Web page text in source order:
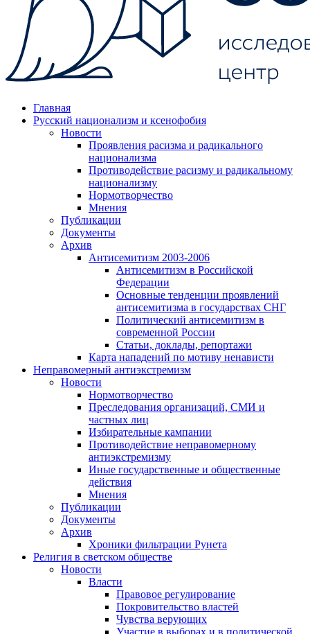
Главная
Русский национализм и ксенофобия
Новости
Проявления расизма и радикального
национализма
Противодействие расизму и радикальному
национализму
Нормотворчество
Мнения
Публикации
Документы
Архив
Антисемитизм 2003-2006
Антисемитизм в Российской
Федерации
Основные тенденции проявлений
антисемитизма в государствах СНГ
Политический антисемитизм в
современной России
Статьи, доклады, репортажи
Карта нападений по мотиву ненависти
Неправомерный антиэкстремизм
Новости
Нормотворчество
Преследования организаций, СМИ и
частных лиц
Избирательные кампании
Противодействие неправомерному
антиэкстремизму
Иные государственные и общественные
действия
Мнения
Публикации
Документы
Архив
Хроники фильтрации Рунета
Религия в светском обществе
Новости
Власти
Правовое регулирование
Покровительство властей
Чувства верующих